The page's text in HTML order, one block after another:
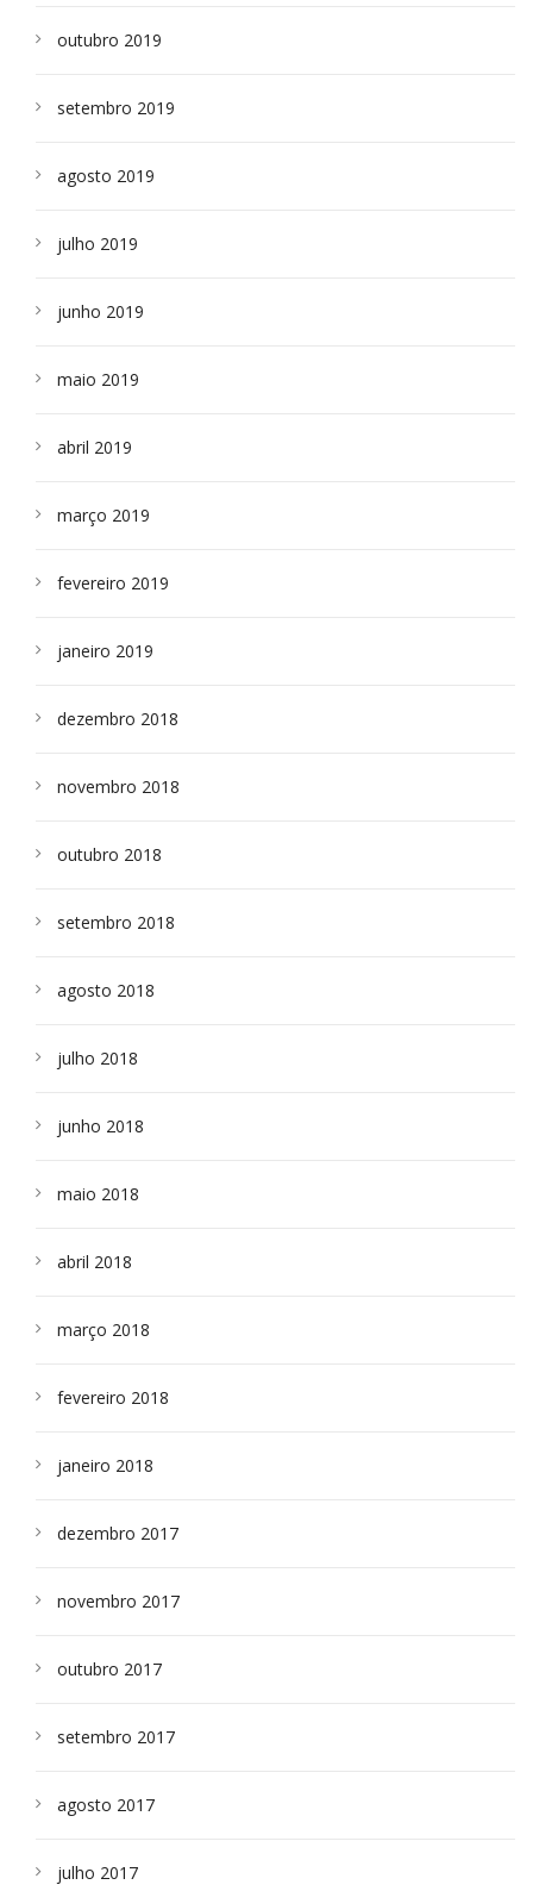
outubro 2019
setembro 2019
agosto 2019
julho 2019
junho 2019
maio 2019
abril 2019
março 2019
fevereiro 2019
janeiro 2019
dezembro 2018
novembro 2018
outubro 2018
setembro 2018
agosto 2018
julho 2018
junho 2018
maio 2018
abril 2018
março 2018
fevereiro 2018
janeiro 2018
dezembro 2017
novembro 2017
outubro 2017
setembro 2017
agosto 2017
julho 2017